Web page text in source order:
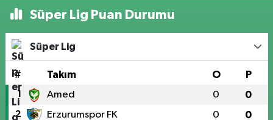
Süper Lig Puan Durumu
Süper Lig
# Takım O P
1 Amed 0 0
2 Erzurumspor FK 0 0